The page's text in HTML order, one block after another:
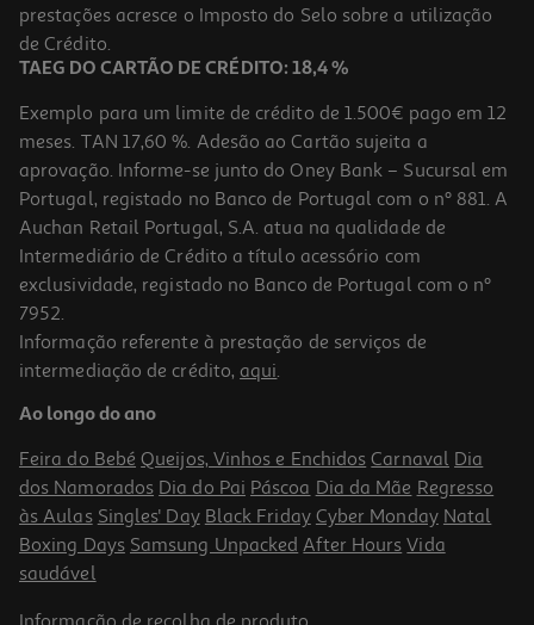
Price reduced from
16,00 €to
14,40 €
Promoção
-25%
Bálsamo Dercos Densi Solutions 200ml
86.25 €/Lt
17,25 €
Promoção
prestações acresce o Imposto do Selo sobre a utilização
de Crédito.
TAEG DO CARTÃO DE CRÉDITO: 18,4 %
Exemplo para um limite de crédito de 1.500€ pago em 12
meses. TAN 17,60 %. Adesão ao Cartão sujeita a
aprovação. Informe-se junto do Oney Bank – Sucursal em
Portugal, registado no Banco de Portugal com o nº 881. A
Auchan Retail Portugal, S.A. atua na qualidade de
Intermediário de Crédito a título acessório com
exclusividade, registado no Banco de Portugal com o nº
7952.
Informação referente à prestação de serviços de
intermediação de crédito, aqui.
Ao longo do ano
Feira do Bebé Queijos, Vinhos e Enchidos Carnaval Dia
dos Namorados Dia do Pai Páscoa Dia da Mãe Regresso
às Aulas Singles' Day Black Friday Cyber Monday Natal
Boxing Days Samsung Unpacked After Hours Vida
saudável